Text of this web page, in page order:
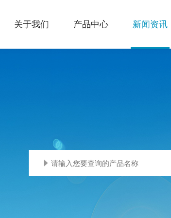
关于我们 产品中心 新闻资讯